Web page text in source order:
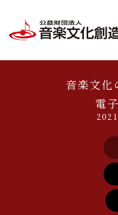
音楽文化
電
2021